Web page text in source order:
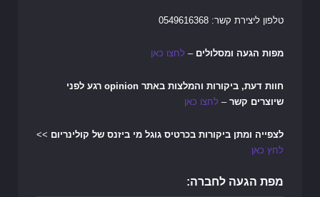
טלפון ליצירת קשר: 0549616368
מפות הגעה ומסלולים – לחצו כאן
חוות דעת, ביקורות והמלצות באתר opinion רגע לפני
שיוצרים קשר– לחצו כאן
לצפייה ומתן ביקורות בכרטיס גוגל מי ביזנס של קולינריום >>
לחץ כאן
מפת הגעה לחברה: